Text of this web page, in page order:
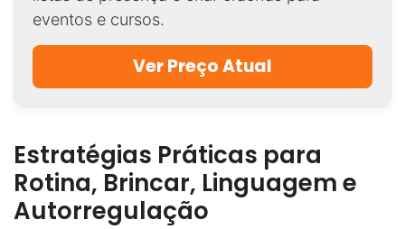
eventos e cursos.
Ver Preço Atual
Estratégias Práticas para
Rotina, Brincar, Linguagem e
Autorregulação